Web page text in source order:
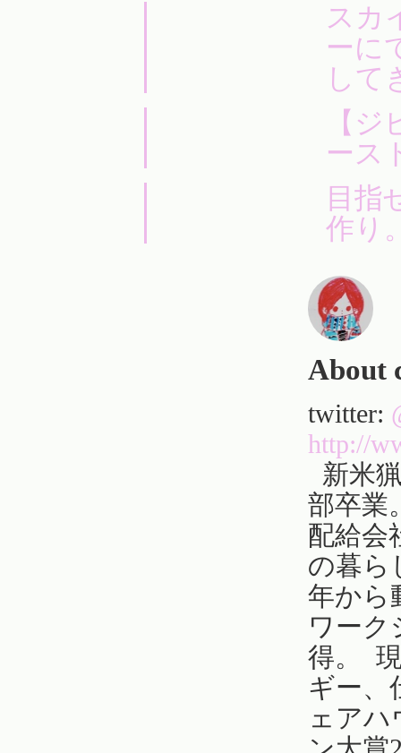
スカ
ーに
して
【
ース
目指
作り
About
twitter:
http://
新米
部卒業
配給会
の暮ら
年から
ワーク
得。
ギー、
ェアハ